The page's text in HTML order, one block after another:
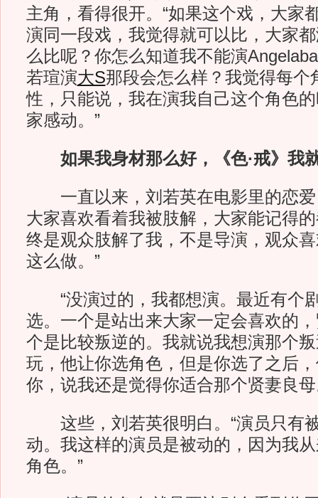
主角，看得很开。“如果这个戏，大家
演同一段戏，我觉得就可以比，大家
么比呢？你怎么知道我不能演
若瑄演大S那段会怎么样？我觉得每个
性，只能说，我在演我自己这个角色
家感动。”
如果我身材那么好，《色·戒》我
一直以来，刘若英在电影里的恋爱
大家喜欢看着我被肢解，大家能记得
终是观众肢解了我，不是导演，观众
这么做。”
“没演过的，我都想演。最近有个
选。一个是站出来大家一定会喜欢的
个是比较叛逆的。我就说我想演那个
玩，他让你选角色，但是你选了之后
你，说我还是觉得你适合那个贤妻良母
这些，刘若英很明白。“演员只有
动。我这样的演员是被动的，因为我
角色。”